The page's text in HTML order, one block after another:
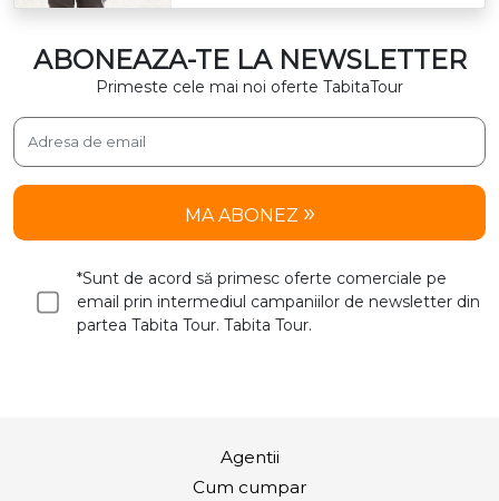
ABONEAZA-TE LA NEWSLETTER
Primeste cele mai noi oferte TabitaTour
MA ABONEZ
*Sunt de acord să primesc oferte comerciale pe
email prin intermediul campaniilor de newsletter din
partea Tabita Tour. Tabita Tour.
Agentii
Cum cumpar